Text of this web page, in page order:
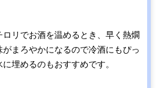
ロリでお酒を温めるとき、早く熱燗
まろやかになるので冷酒にもぴっ
埋めるのもおすすめです。